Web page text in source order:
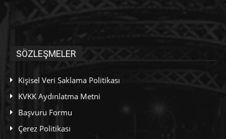
SÖZLEŞMELER
Kişisel Veri Saklama Politikası
KVKK Aydınlatma Metni
Başvuru Formu
Çerez Politikası